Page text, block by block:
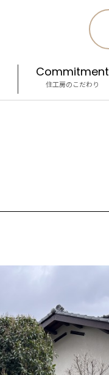
Commitment
住工房のこだわり